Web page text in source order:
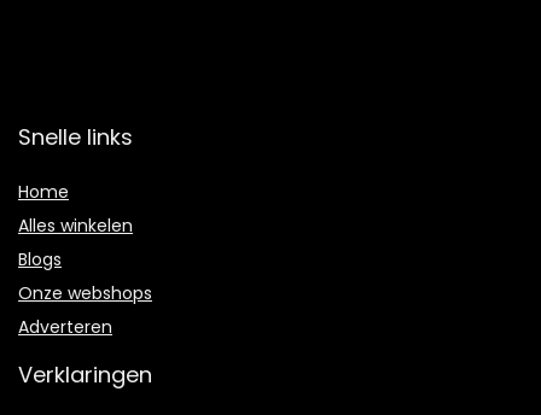
Snelle links
Home
Alles winkelen
Blogs
Onze webshops
Adverteren
Verklaringen